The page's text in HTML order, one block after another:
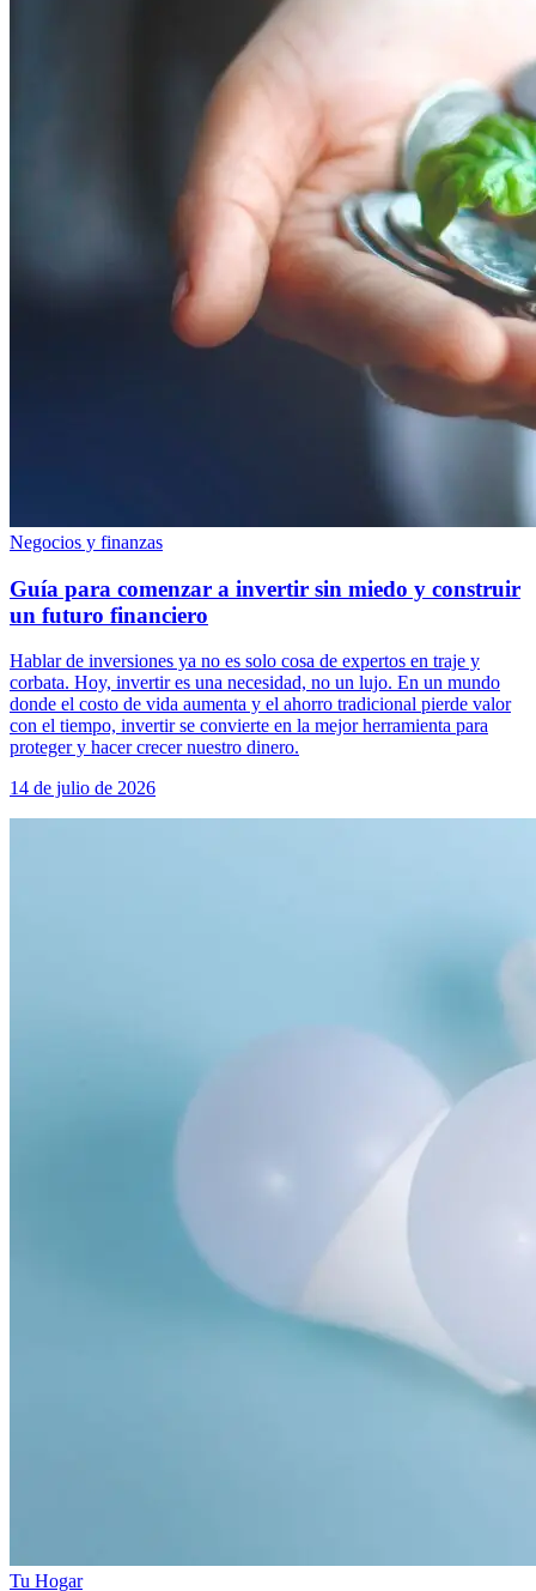
Negocios y finanzas
Guía para comenzar a invertir sin miedo y construir
un futuro financiero
Hablar de inversiones ya no es solo cosa de expertos en traje y
corbata. Hoy, invertir es una necesidad, no un lujo. En un mundo
donde el costo de vida aumenta y el ahorro tradicional pierde valor
con el tiempo, invertir se convierte en la mejor herramienta para
proteger y hacer crecer nuestro dinero.
14 de julio de 2026
Tu Hogar